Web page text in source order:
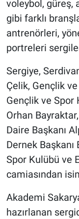
voleybol, güreş,
gibi farklı
antrenörleri,
portreleri
Sergiye,
Çelik, Gençlik
Gençlik ve Spor
Orhan
Daire Başkanı
Dernek
Spor Kulübü ve
camiasından
Akademi
hazırlanan